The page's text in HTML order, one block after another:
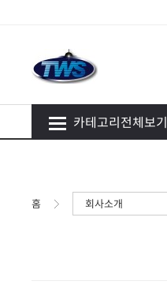
카테고리전체보기
홈 회사소개